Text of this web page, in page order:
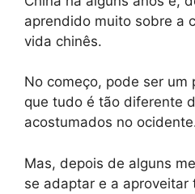
aprendido muito sobre a
vida chinês.
No começo, pode ser um
que tudo é tão diferente
acostumados no
Mas, depois de alguns
se adaptar e a aproveitar